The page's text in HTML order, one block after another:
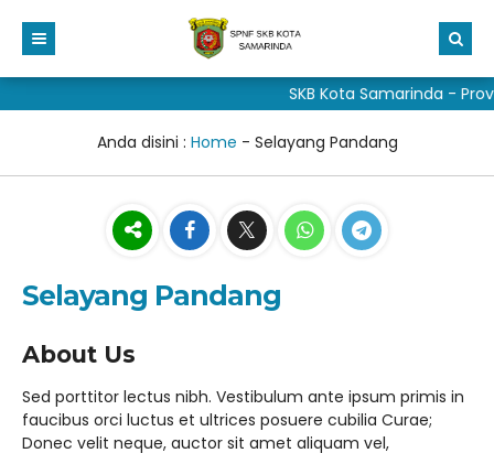
Visi dan Misi
Struktur
Program Kerja
Aduan
Fitur Media
Unduh Media
ALUMNI
Kalender pendidikan skb kota samarinda
Pojok Wali Peserta Didik
materi pkn sd
Buku Dongeng Anak
Cerita dan Novel
DAFTAR BARU
DAFTAR ULANG
SKB Kota Samarinda -
Anda disini : Home - Selayang Pandang
Selayang Pandang
About Us​
Sed porttitor lectus nibh. Vestibulum ante ipsum primis in
faucibus orci luctus et ultrices posuere cubilia Curae;
Donec velit neque, auctor sit amet aliquam vel,